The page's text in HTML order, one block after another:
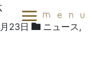
23日 ニュース ,